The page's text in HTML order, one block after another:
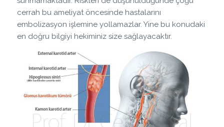
cerrah bu ameliyat öncesinde hastalarını
embolizasyon işlemine yollamazlar. Yine bu konudaki
en doğru bilgiyi hekiminiz size sağlayacaktır.